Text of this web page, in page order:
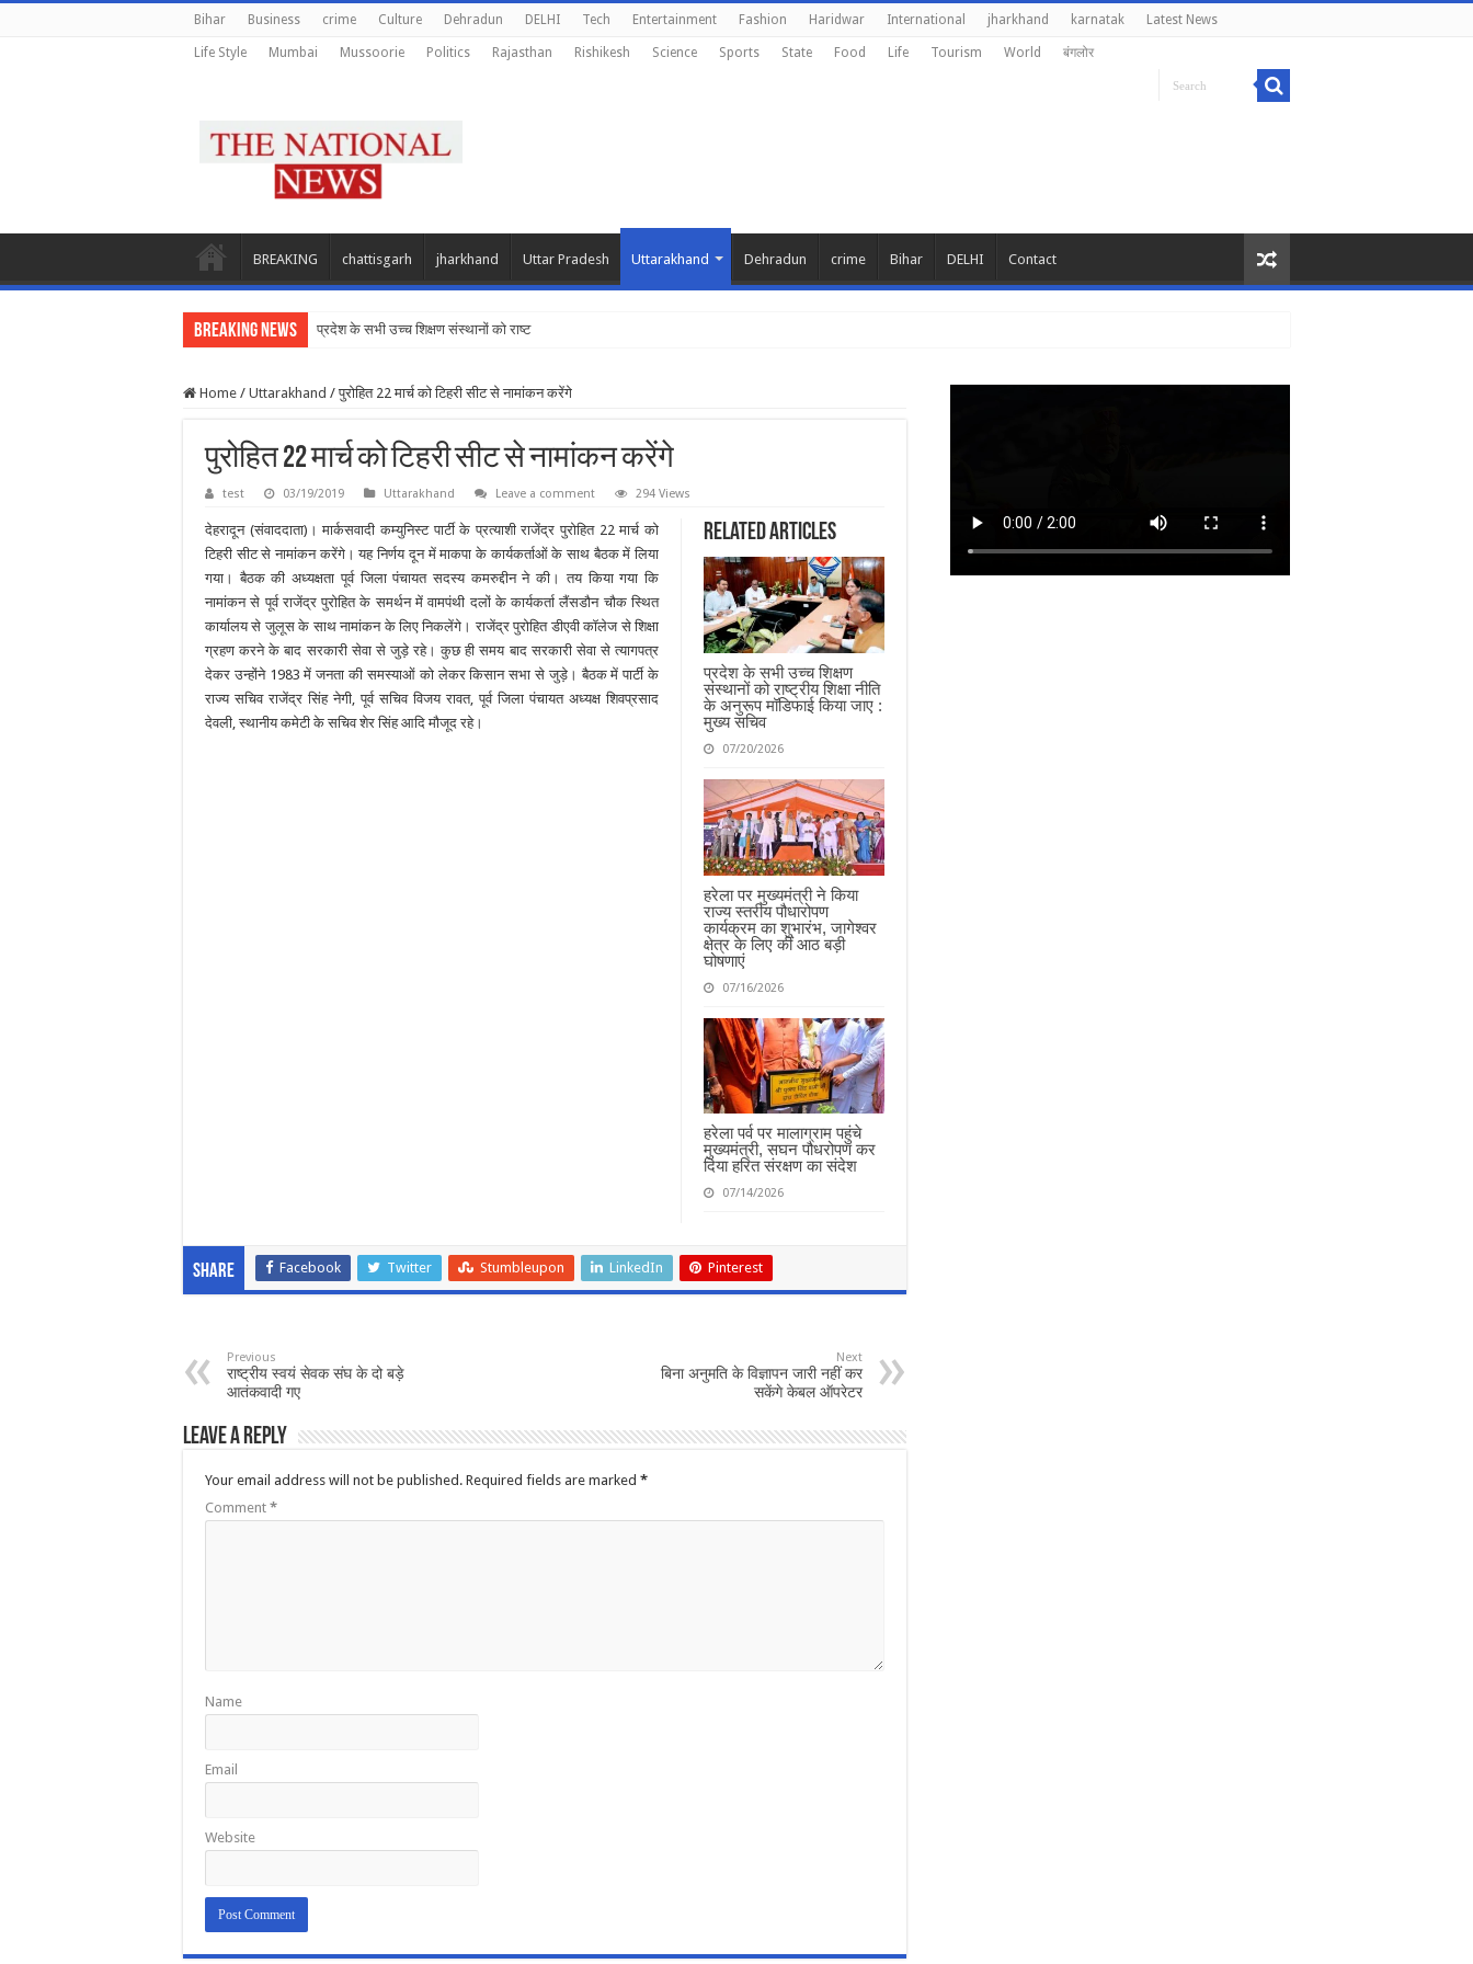
Bihar Business crime Culture Dehradun DELHI Tech Entertainment Fashion Haridwar International jharkhand karnatak Latest News
Life Style Mumbai Mussoorie Politics Rajasthan Rishikesh Science Sports State Food Life Tourism World बंगलोर
BREAKING chattisgarh jharkhand Uttar Pradesh Uttarakhand Dehradun crime Bihar DELHI Contact
Breaking News प्रदेश के सभी उच्च शिक्षण संस्थानों को राष्ट्रीय शिक्षा
Home / Uttarakhand / पुरोहित 22 मार्च को टिहरी सीट से नामांकन करेंगे
पुरोहित 22 मार्च को टिहरी सीट से नामांकन करेंगे
test 03/19/2019 Uttarakhand Leave a comment 294 Views
Related Articles
प्रदेश के सभी उच्च शिक्षण
संस्थानों को राष्ट्रीय शिक्षा नीति
के अनुरूप मॉडिफाई किया जाए :
मुख्य सचिव
07/20/2026
हरेला पर मुख्यमंत्री ने किया
राज्य स्तरीय पौधारोपण
कार्यक्रम का शुभारंभ, जागेश्वर
क्षेत्र के लिए कीं आठ बड़ी
घोषणाएं
07/16/2026
हरेला पर्व पर मालाग्राम पहुंचे
मुख्यमंत्री, सघन पौधरोपण कर
दिया हरित संरक्षण का संदेश
07/14/2026
देहरादून (संवाददाता)। मार्कसवादी कम्युनिस्ट पार्टी के प्रत्याशी राजेंद्र पुरोहित 22 मार्च को
टिहरी सीट से नामांकन करेंगे। यह निर्णय दून में माकपा के कार्यकर्ताओं के साथ बैठक में लिया
गया। बैठक की अध्यक्षता पूर्व जिला पंचायत सदस्य कमरुद्दीन ने की। तय किया गया कि
नामांकन से पूर्व राजेंद्र पुरोहित के समर्थन में वामपंथी दलों के कार्यकर्ता लैंसडौन चौक स्थित
कार्यालय से जुलूस के साथ नामांकन के लिए निकलेंगे। राजेंद्र पुरोहित डीएवी कॉलेज से शिक्षा
ग्रहण करने के बाद सरकारी सेवा से जुड़े रहे। कुछ ही समय बाद सरकारी सेवा से त्यागपत्र
देकर उन्होंने 1983 में जनता की समस्याओं को लेकर किसान सभा से जुड़े। बैठक में पार्टी के
राज्य सचिव राजेंद्र सिंह नेगी, पूर्व सचिव विजय रावत, पूर्व जिला पंचायत अध्यक्ष शिवप्रसाद
देवली, स्थानीय कमेटी के सचिव शेर सिंह आदि मौजूद रहे।
Share Facebook Twitter Stumbleupon LinkedIn Pinterest
Previous
राष्ट्रीय स्वयं सेवक संघ के दो बड़े
आतंकवादी गए
Next
बिना अनुमति के विज्ञापन जारी नहीं कर
सकेंगे केबल ऑपरेटर
Leave a Reply
Your email address will not be published. Required fields are marked *
Comment *
Name
Email
Website